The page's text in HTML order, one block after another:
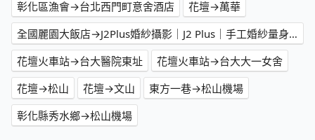
彰化區漁會→台北西門町意舍酒店
花壇→萬華
全國麗園大飯店→J2Plus婚紗攝影｜J2 Plus｜手工婚紗量身訂製｜J2 婚紗｜台北婚紗推薦｜台北禮服單租｜新娘秘書｜台北婚攝｜台北閨蜜寫真｜台北親子寫真｜台北寵物婚紗｜台北大尺碼婚紗｜台北孕婦寫真｜台北同性婚紗｜
花壇火車站→台大醫院東址
花壇火車站→台大大一女舍
花壇→松山
花壇→文山
東方一巷→松山機場
彰化縣秀水鄉→松山機場